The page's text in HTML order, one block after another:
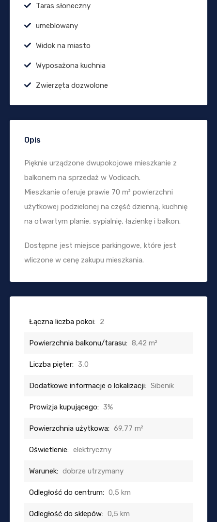
Taras słoneczny
umeblowany
Widok na miasto
Wyposażona kuchnia
Zwierzęta dozwolone
Opis
Pięknie urządzone dwupokojowe mieszkanie z
balkonem na sprzedaż w Vodicach.
Mieszkanie oferuje prawie 70 m² powierzchni
użytkowej podzielonej na część dzienną, kuchnię
na otwartym planie, sypialnię, łazienkę i balkon.
Dostępne jest miejsce parkingowe, które jest
wliczone w cenę zakupu mieszkania.
Łączna liczba pokoi: 2
Powierzchnia balkonu/tarasu: 8,42 m²
Liczba pięter: 3,0
Dodatkowe informacje o lokalizacji: Sibenik
Prowizja kupującego: 3%
Powierzchnia użytkowa: 69,77 m²
Oświetlenie: elektryczny
Warunek: dobrze utrzymany
Odległość do centrum: 0,5 km
Odległość do sklepów: 0,5 km